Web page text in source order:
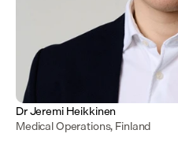
Dr Jeremi Heikkinen
Medical Operations, Finland